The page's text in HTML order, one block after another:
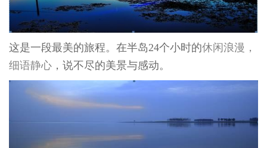
这是一段最美的旅程。在半岛24个小时的休闲浪漫，
细语静心 ，说不尽的美景与感动。